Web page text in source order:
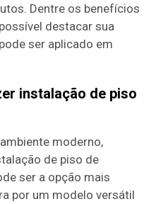
Dentre os benefícios
destacar sua
ser aplicado em
instalação de piso
moderno,
de piso de
ser a opção mais
por um modelo versátil